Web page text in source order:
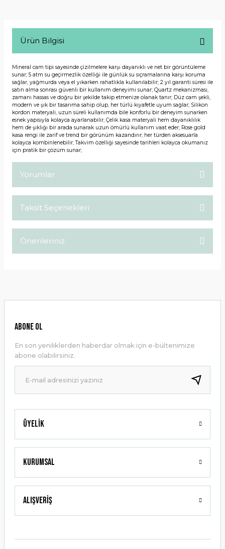
Ürün Bilgisi
Mineral cam tipi sayesinde çizilmelere karşı dayanıklı ve net bir görüntüleme
sunar; 5 atm su geçirmezlik özelliği ile günlük su sıçramalarına karşı koruma
sağlar, yağmurda veya el yıkarken rahatlıkla kullanılabilir; 2 yıl garanti süresi ile
satın alma sonrası güvenli bir kullanım deneyimi sunar; Quartz mekanizması,
zamanı hassas ve doğru bir şekilde takip etmenize olanak tanır; Düz cam şekli,
modern ve şık bir tasarıma sahip olup, her türlü kıyafetle uyum sağlar; Silikon
kordon materyali, uzun süreli kullanımda bile konforlu bir deneyim sunarken
esnek yapısıyla kolayca ayarlanabilir; Çelik kasa materyali hem dayanıklılık
hem de şıklığı bir arada sunarak uzun ömürlü kullanım vaat eder; Rose gold
kasa rengi ile zarif ve trend bir görünüm kazandırır; her türden aksesuarla
kolayca kombinlenebilir; Takvim özelliği sayesinde tarihleri kolayca okumanız
için pratik bir çözüm sunar;
Yorumlar
Taksit Seçenekleri
Önerileriniz
Ürün resmi kalitesiz, bozuk veya görüntülenemiyor.
Ürün bilgilerinde hatalar bulunuyor.
Ürün fiyatı diğer sitelerden daha pahalı.
Bu ürüne benzer farklı alternatifler olmalı.
Gönder
Üyelik
Kurumsal
Alışveriş
ABONE OL
En son yeniliklerden haberdar olmak için e-bültenimize
abone olabilirsiniz.